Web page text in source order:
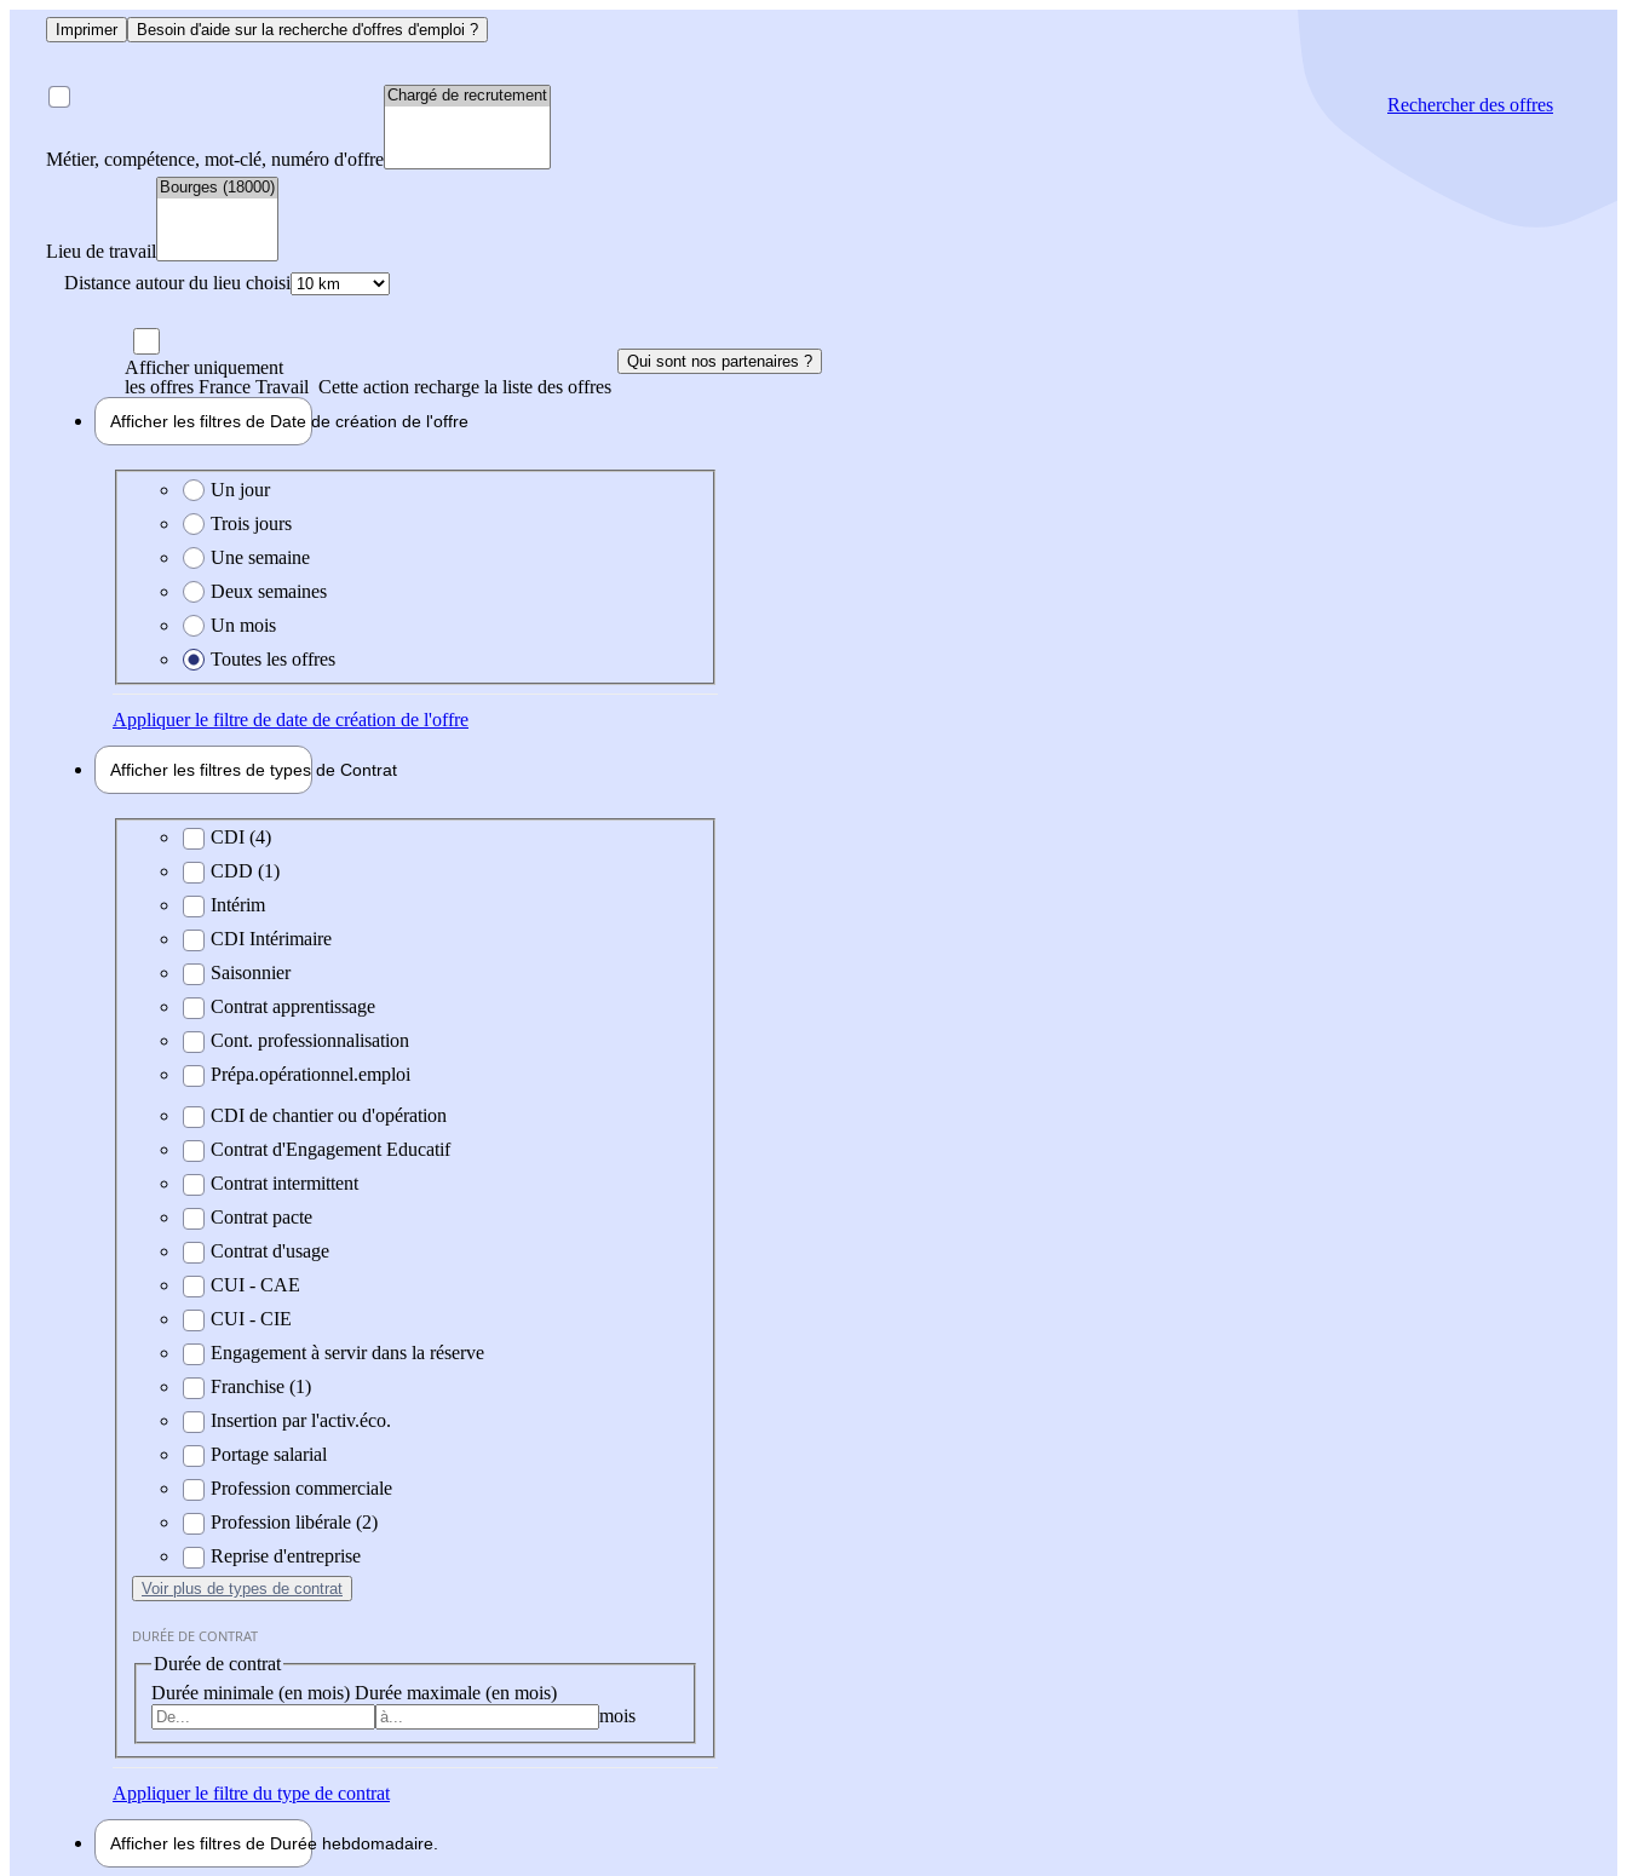
Imprimer Besoin d'aide sur la recherche d'offres d'emploi ?
Métier, compétence, mot-clé, numéro d'offre
Lieu de travail
Distance autour du lieu choisi
Rechercherdes offres
Afficher uniquement
les offres France Travail Cette action recharge la liste des offres
Qui sont nos partenaires ?
Afficher les filtres de Date de création de l'offre
Date de création de l'offre
Un jour
Trois jours
Une semaine
Deux semaines
Un mois
Toutes les offres
Appliquerle filtre de date de création de l'offre
Afficher les filtres de types de Contrat
Type de contrat
CDI (4)
CDD (1)
Intérim
CDI Intérimaire
Saisonnier
Contrat apprentissage
Cont. professionnalisation
Prépa.opérationnel.emploi
CDI de chantier ou d'opération
Contrat d'Engagement Educatif
Contrat intermittent
Contrat pacte
Contrat d'usage
CUI - CAE
CUI - CIE
Engagement à servir dans la réserve
Franchise (1)
Insertion par l'activ.éco.
Portage salarial
Profession commerciale
Profession libérale (2)
Reprise d'entreprise
Voir plus de types de contrat
DURÉE DE CONTRAT
Durée de contrat
Durée minimale (en mois) Durée maximale (en mois)
mois
Appliquerle filtre du type de contrat
Afficher les filtres de Durée hebdomadaire